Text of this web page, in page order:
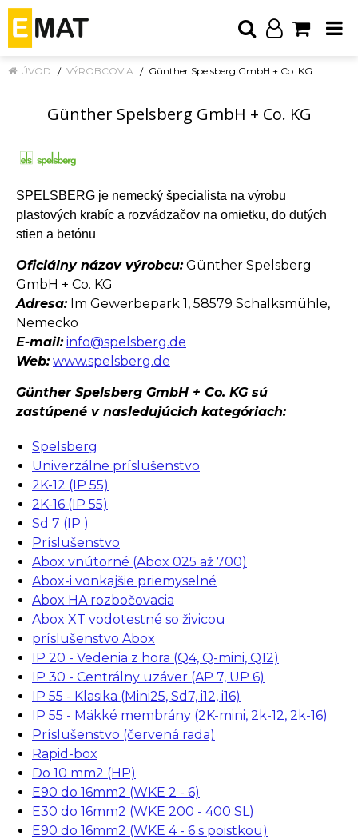
ÚVOD VÝROBCOVIA Günther Spelsberg GmbH + Co. KG
Günther Spelsberg GmbH + Co. KG
SPELSBERG je nemecký špecialista na výrobu
plastových krabíc a rozvádzačov na omietku, do dutých
stien a betónu
Oficiálny názov výrobcu: Günther Spelsberg
GmbH + Co. KG
Adresa: Im Gewerbepark 1, 58579 Schalksmühle,
Nemecko
E-mail: info@spelsberg.de
Web: www.spelsberg.de
Günther Spelsberg GmbH + Co. KG sú
zastúpené v nasledujúcich kategóriach:
Spelsberg
Univerzálne príslušenstvo
2K-12 (IP 55)
2K-16 (IP 55)
Sd 7 (IP )
Príslušenstvo
Abox vnútorné (Abox 025 až 700)
Abox-i vonkajšie priemyselné
Abox HA rozbočovacia
Abox XT vodotestné so živicou
príslušenstvo Abox
IP 20 - Vedenia z hora (Q4, Q-mini, Q12)
IP 30 - Centrálny uzáver (AP 7, UP 6)
IP 55 - Klasika (Mini25, Sd7, i12, i16)
IP 55 - Mäkké membrány (2K-mini, 2k-12, 2k-16)
Príslušenstvo (červená rada)
Rapid-box
Do 10 mm2 (HP)
E90 do 16mm2 (WKE 2 - 6)
E30 do 16mm2 (WKE 200 - 400 SL)
E90 do 16mm2 (WKE 4 - 6 s poistkou)